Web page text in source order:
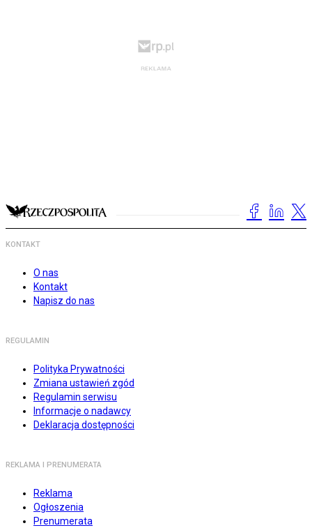
KONTAKT
O nas
Kontakt
Napisz do nas
REGULAMIN
Polityka Prywatności
Zmiana ustawień zgód
Regulamin serwisu
Informacje o nadawcy
Deklaracja dostępności
REKLAMA I PRENUMERATA
Reklama
Ogłoszenia
Prenumerata